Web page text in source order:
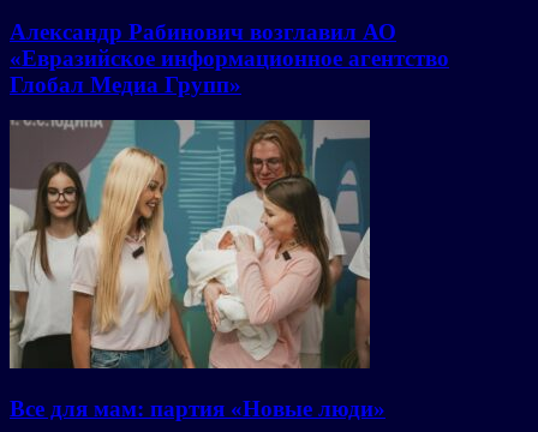
Александр Рабинович возглавил АО
«Евразийское информационное агентство
Глобал Медиа Групп»
Все для мам: партия «Новые люди»